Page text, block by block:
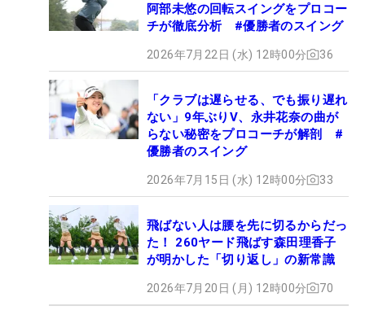
阿部未悠の回転スイングをプロコー
チが徹底分析 #優勝者のスイング
2026年7月22日 (水) 12時00分 36
「クラブは遅らせる、でも振り遅れ
ない」9年ぶりV、永井花奈の曲が
らない秘密をプロコーチが解剖 #
優勝者のスイング
2026年7月15日 (水) 12時00分 33
飛ばない人は腰を先に切るからだっ
た！ 260ヤード飛ばす森田理香子
が明かした「切り返し」の新常識
2026年7月20日 (月) 12時00分 70